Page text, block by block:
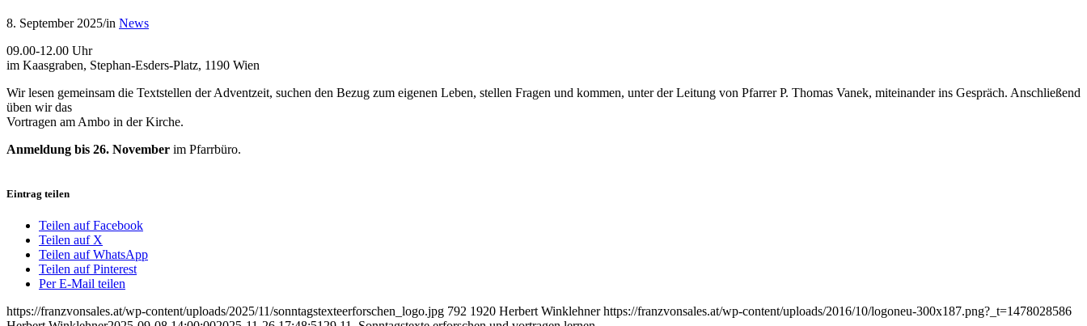
8. September 2025/in News
09.00-12.00 Uhr
im Kaasgraben, Stephan-Esders-Platz, 1190 Wien
Wir lesen gemeinsam die Textstellen der Adventzeit, suchen den Bezug zum eigenen Leben, stellen Fragen und kommen, unter der Leitung von Pfarrer P. Thomas Vanek, miteinander ins Gespräch. Anschließend
üben wir das
Vortragen am Ambo in der Kirche.
Anmeldung bis 26. November im Pfarrbüro.
Eintrag teilen
Teilen auf Facebook
Teilen auf X
Teilen auf WhatsApp
Teilen auf Pinterest
Per E-Mail teilen
https://franzvonsales.at/wp-content/uploads/2025/11/sonntagstexteerforschen_logo.jpg 792 1920 Herbert Winklehner https://franzvonsales.at/wp-content/uploads/2016/10/logoneu-300x187.png?_t=1478028586